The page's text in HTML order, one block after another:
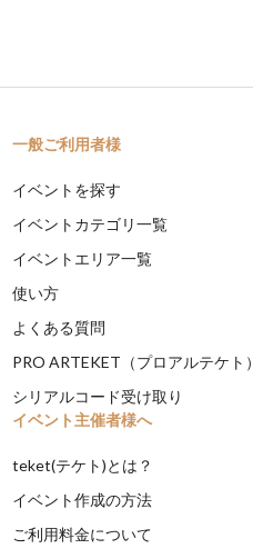
一般ご利用者様
イベントを探す
イベントカテゴリ一覧
イベントエリア一覧
使い方
よくある質問
PRO ARTEKET（プロアルテケト）
シリアルコード受け取り
イベント主催者様へ
teket(テケト)とは？
イベント作成の方法
ご利用料金について